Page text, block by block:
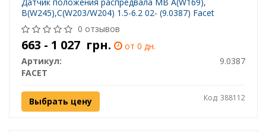
B(W245),C(W203/W204) 1.5-6.2 02- (9.0387) Facet
0 отзывов
663 - 1 027 грн.
от 0 дн.
Артикул:
9.0387
FACET
Выбрать цену Код: 388112